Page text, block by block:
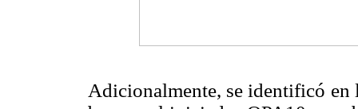
Adicionalmente, se identificó en